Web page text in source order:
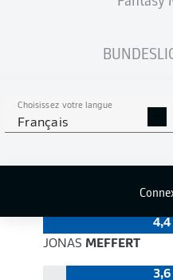
Choisissez votre langue
Français
84 %
EFFICACITÉ
4,4
JONAS MEFFERT
3,6